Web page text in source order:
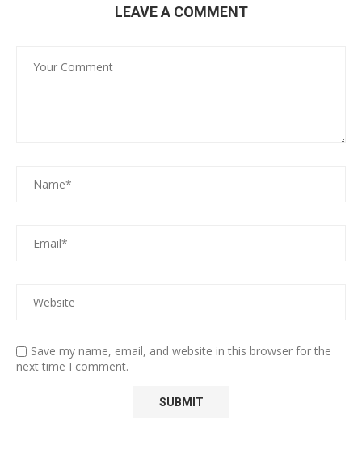
LEAVE A COMMENT
Save my name, email, and website in this browser for the
next time I comment.